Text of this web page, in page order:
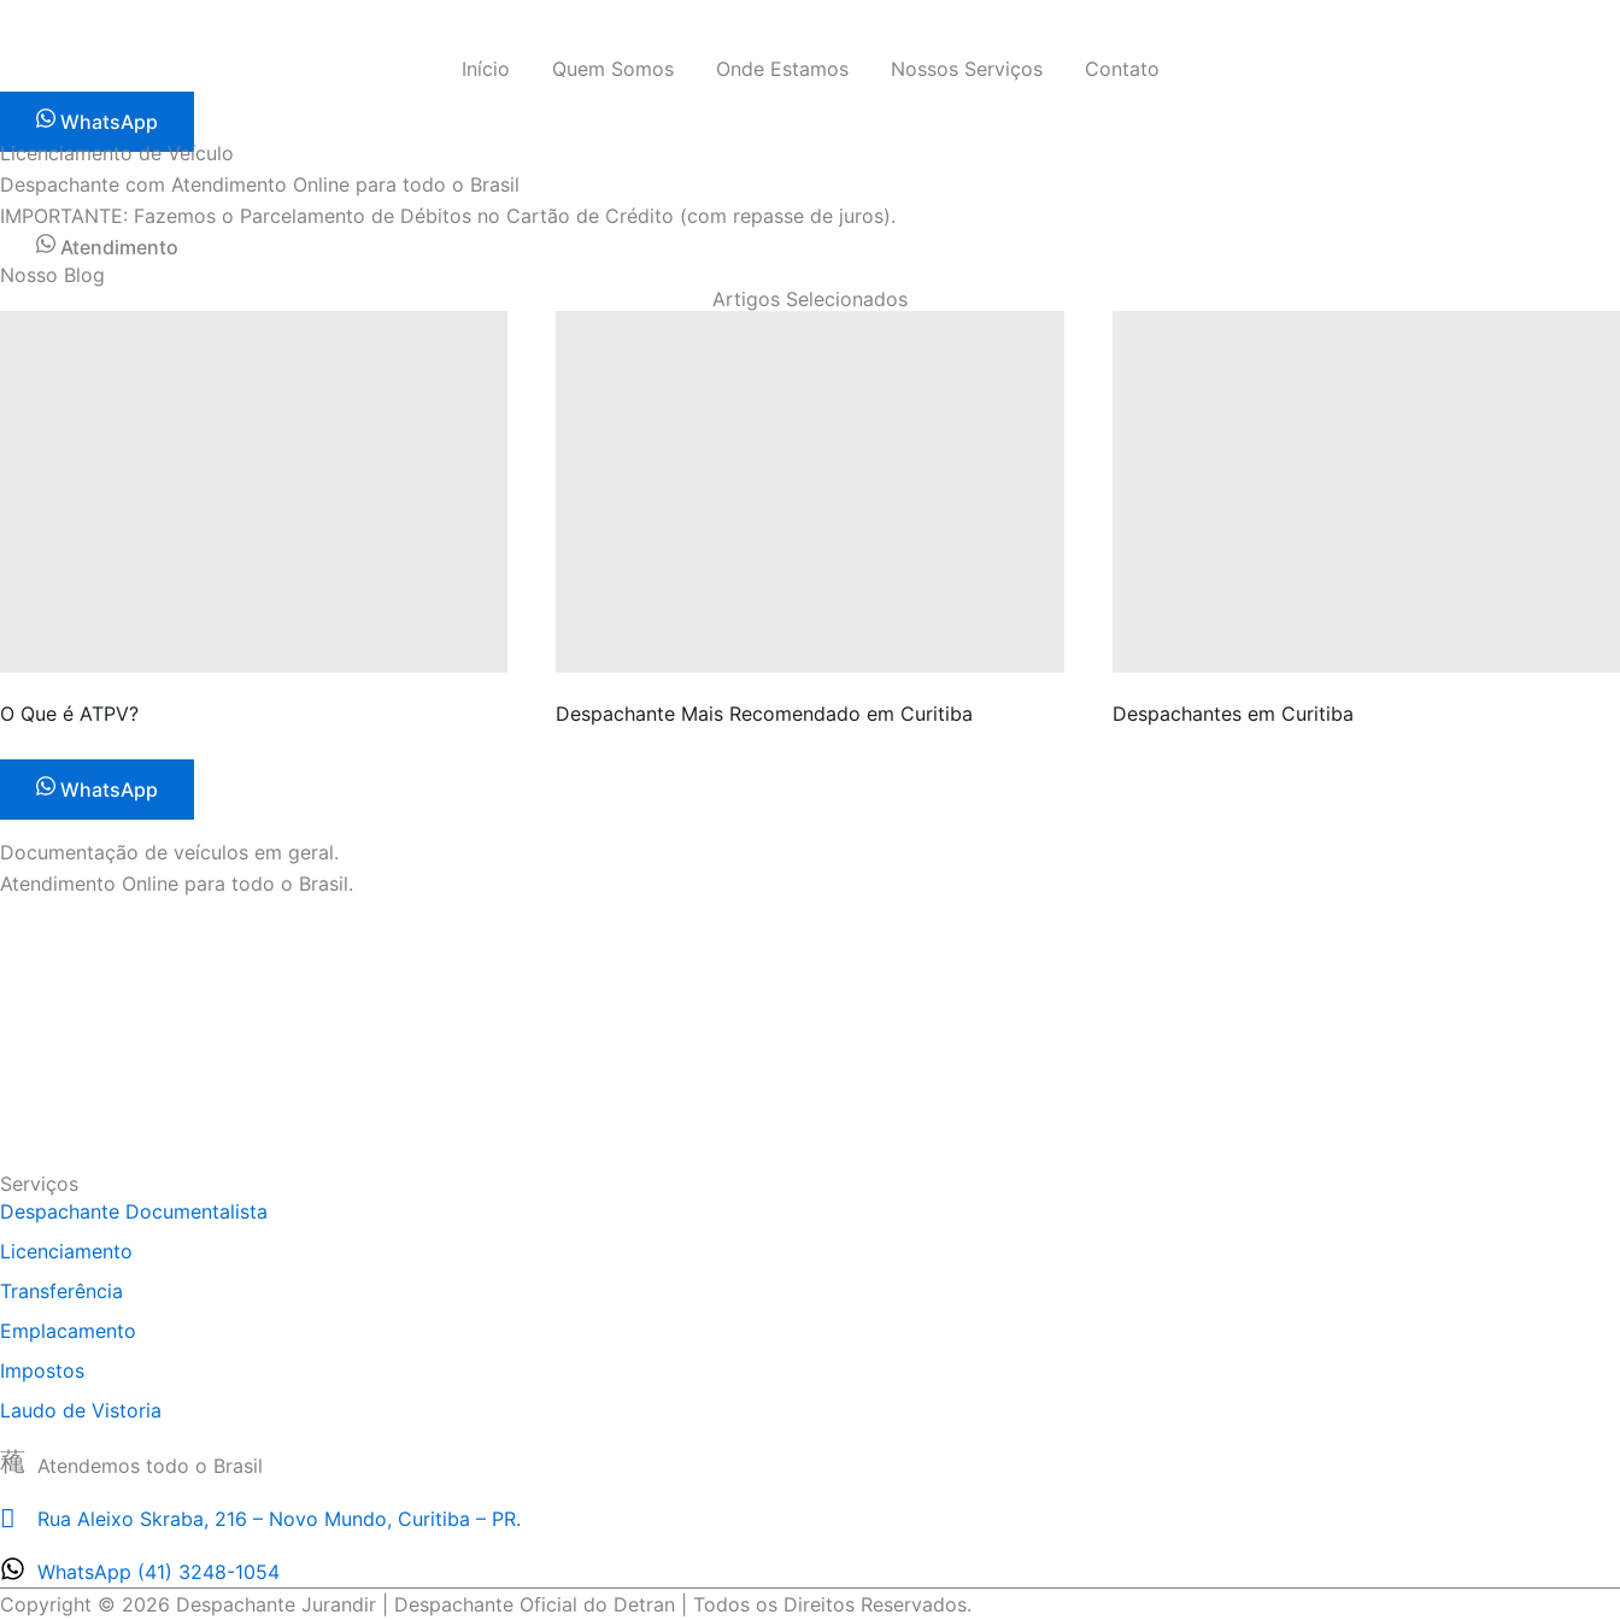
conteúdo
Início Quem Somos Onde Estamos Nossos Serviços Contato
WhatsApp
Licenciamento de Veículo
Despachante com Atendimento Online para todo o Brasil
IMPORTANTE: Fazemos o Parcelamento de Débitos no Cartão de Crédito (com repasse de juros).
Atendimento
Nosso Blog
Artigos Selecionados
O Que é ATPV? Despachante Mais Recomendado em Curitiba Despachantes em Curitiba
WhatsApp
Documentação de veículos em geral.
Atendimento Online para todo o Brasil.
Serviços
Despachante Documentalista
Licenciamento
Transferência
Emplacamento
Impostos
Laudo de Vistoria
Atendemos todo o Brasil
Rua Aleixo Skraba, 216 – Novo Mundo, Curitiba – PR.
WhatsApp (41) 3248-1054
Copyright © 2026 Despachante Jurandir | Despachante Oficial do Detran | Todos os Direitos Reservados.